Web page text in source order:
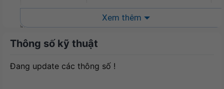
CPU heatsink
height
163 mm
Maximum GPU
400 mm
Maximum PSU
Xem thêm
Thông số kỹ thuật
Đang update các thông số !